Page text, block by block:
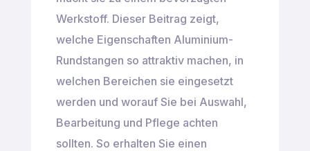
Werkstoff. Dieser Beitrag zeigt,
welche Eigenschaften Aluminium-
Rundstangen so attraktiv machen, in
welchen Bereichen sie eingesetzt
werden und worauf Sie bei Auswahl,
Bearbeitung und Pflege achten
sollten. So erhalten Sie einen